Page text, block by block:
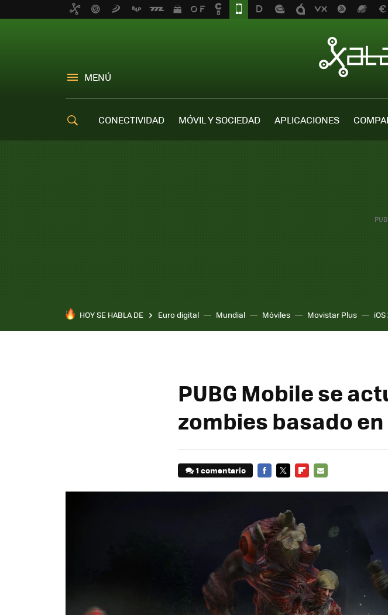
MENÚ
CONECTIVIDAD MÓVIL Y SOCIEDAD APLICACIONES
HOY SE HABLA DE Euro digital Mundial Móviles Movistar Plus iOS
Pixel 10a
PUBG Mobile se
zombies basado
1 comentario